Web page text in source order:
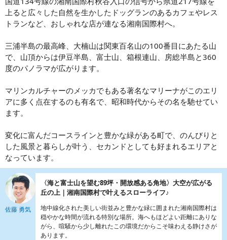
上ると広々した自然を生かしたドッグランのあるカフェやレス
トランなど、おしゃれな店が連なる湘南国際村へ。
三浦半島の最高峰、大楠山は関東百名山の100番目にあたる山
で、山頂からは伊豆半島、富士山、箱根連山、房総半島と360
度のパノラマが広がります。
マリンカルチャーのメッカでもある著名なマリーナがこのエリ
アに多く点在するのも有名で、昭和時代からその名を馳せてい
ます。
変化に富んだコースラインと豊かな緑がある町で、のんびりと
した風景と暮らしが叶う、セカンドとしても好まれるエリアと
なっています。
佐藤 勇気
〈海と富士山を望む89坪・開放感ある角地〉大空が広がる
丘の上｜湘南国際村で叶えるスローライフ♪
地中線化された美しい街並みと豊かな緑に囲まれた湘南国際村は
穏やかな時間が流れる特別な場所。海へもほどよい距離にありな
がら、喧騒から少し離れたこの環境だからこそ味わえる静けさが
あります。